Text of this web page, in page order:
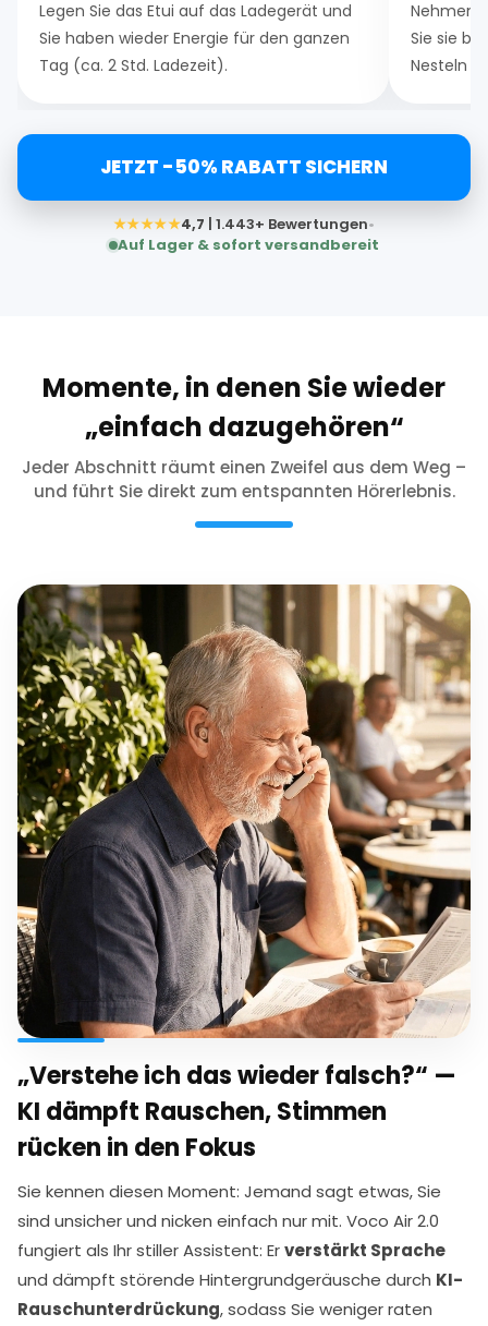
Legen Sie das Etui auf das Ladegerät und
Sie haben wieder Energie für den ganzen
Tag (ca. 2 Std. Ladezeit).
Nehmen
Sie sie
Nesteln
JETZT -50% RABATT SICHERN
★★★★★4,7 | 1.443+ Bewertungen•
Auf Lager & sofort versandbereit
Momente, in denen Sie wieder
„einfach dazugehören“
Jeder Abschnitt räumt einen Zweifel aus dem Weg –
und führt Sie direkt zum entspannten Hörerlebnis.
„Verstehe ich das wieder falsch?“ —
KI dämpft Rauschen, Stimmen
rücken in den Fokus
Sie kennen diesen Moment: Jemand sagt etwas, Sie
sind unsicher und nicken einfach nur mit. Voco Air 2.0
fungiert als Ihr stiller Assistent: Erverstärkt Sprache
und dämpft störende Hintergrundgeräusche durch KI-
Rauschunterdrückung, sodass Sie weniger raten